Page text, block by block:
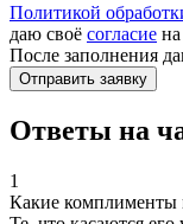
Политикой
даю своё согласие
После заполнения
Ответы на
1
Какие комплименты